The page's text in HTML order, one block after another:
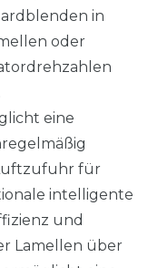
in
oder
eine
für
intelligente
und
Lamellen über